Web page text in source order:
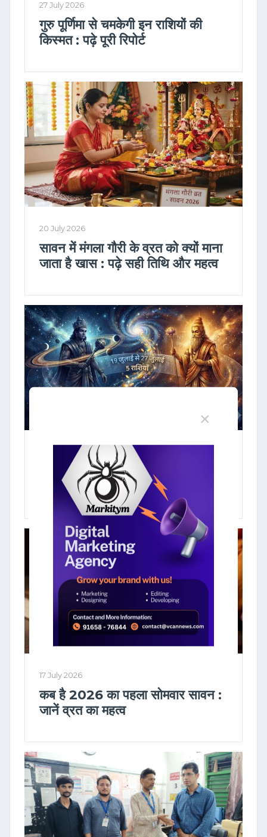
27 July 2026
गुरु पूर्णिमा से चमकेगी इन राशियों की
किस्मत : पढ़े पूरी रिपोर्ट
20 July 2026
सावन में मंगला गौरी के व्रत को क्यों माना
जाता है खास : पढ़े सही तिथि और महत्व
18 July 2026
शनि-गुरु का महा-परिवर्तन : 19 से 27
जुलाई तक 3 राशियों पर बरसेगा पैसा
17 July 2026
कब है 2026 का पहला सोमवार सावन :
जानें व्रत का महत्व
×